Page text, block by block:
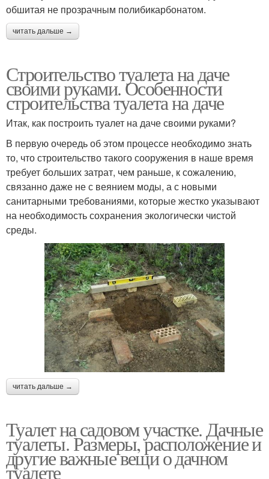
обшитая не прозрачным полибикарбонатом.
читать дальше →
Строительство туалета на даче
своими руками. Особенности
строительства туалета на даче
Итак, как построить туалет на даче своими руками?
В первую очередь об этом процессе необходимо знать
то, что строительство такого сооружения в наше время
требует больших затрат, чем раньше, к сожалению,
связанно даже не с веянием моды, а с новыми
санитарными требованиями, которые жестко указывают
на необходимость сохранения экологически чистой
среды.
читать дальше →
Туалет на садовом участке. Дачные
туалеты. Размеры, расположение и
другие важные вещи о дачном
туалете